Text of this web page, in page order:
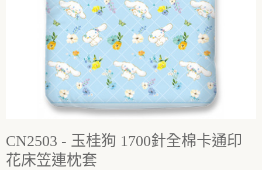
CN2503 - 玉桂狗 1700針全棉卡通印
花床笠連枕套